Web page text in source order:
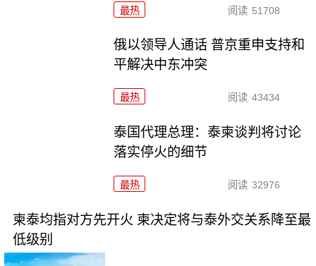
最热 阅读 51708
俄以领导人通话 普京重申支持和
平解决中东冲突
最热 阅读 43434
泰国代理总理：泰柬谈判将讨论
落实停火的细节
最热 阅读 32976
柬泰均指对方先开火 柬决定将与泰外交关系降至最
低级别